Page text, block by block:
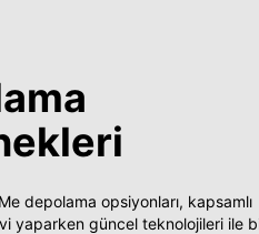
depolama opsiyonları, kapsamlı
yaparken güncel teknolojileri ile